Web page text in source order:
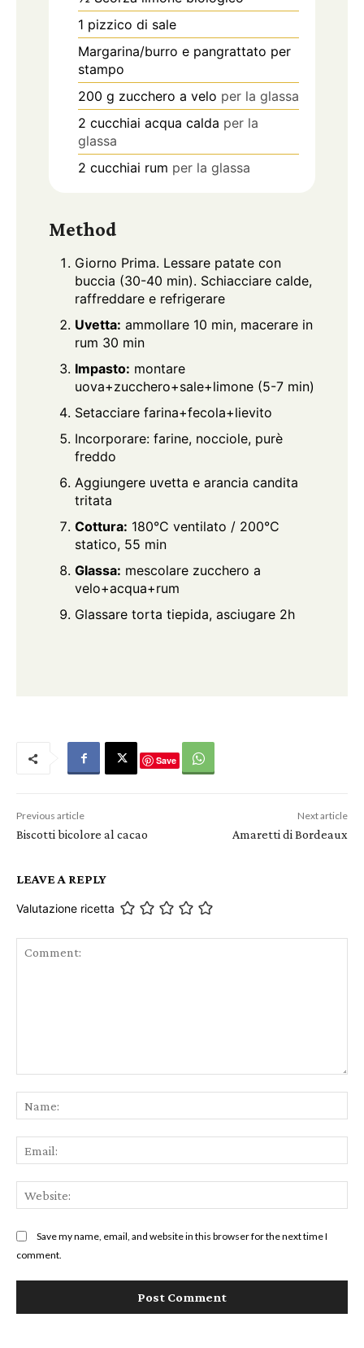
1 pizzico di sale
Margarina/burro e pangrattato per
stampo
200 g zucchero a velo per la glassa
2 cucchiai acqua calda per la
glassa
2 cucchiai rum per la glassa
Method
Giorno Prima. Lessare patate con
buccia (30-40 min). Schiacciare calde,
raffreddare e refrigerare
Uvetta: ammollare 10 min, macerare in
rum 30 min
Impasto: montare
uova+zucchero+sale+limone (5-7 min)
Setacciare farina+fecola+lievito
Incorporare: farine, nocciole, purè
freddo
Aggiungere uvetta e arancia candita
tritata
Cottura: 180°C ventilato / 200°C
statico, 55 min
Glassa: mescolare zucchero a
velo+acqua+rum
Glassare torta tiepida, asciugare 2h
Save
Previous article
Biscotti bicolore al cacao
Next article
Amaretti di Bordeaux
LEAVE A REPLY
Valutazione ricetta
Save my name, email, and website in this browser for the next time I
comment.